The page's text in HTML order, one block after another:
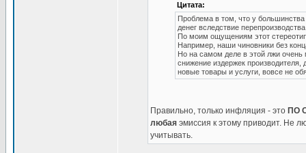
Цитата:
Проблема в том, что у
денег вследствие
По моим ощущениям этот
Например, наши чиновники без
Но на самом деле в этой лжи очень
снижение издержек
новые товары и услуги, вовсе не
Правильно, только инфляция - это ПО
любая эмиссия к этому приводит. Не
учитывать.